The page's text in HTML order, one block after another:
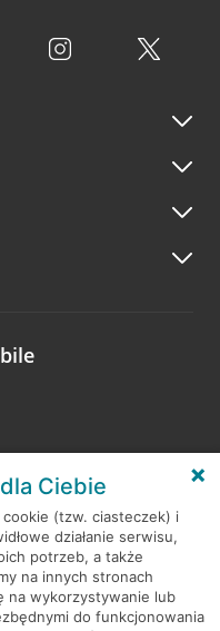
Ciebie
(tzw. ciasteczek) i
działanie serwisu,
potrzeb, a także
na innych stronach
na wykorzystywanie lub
do funkcjonowania